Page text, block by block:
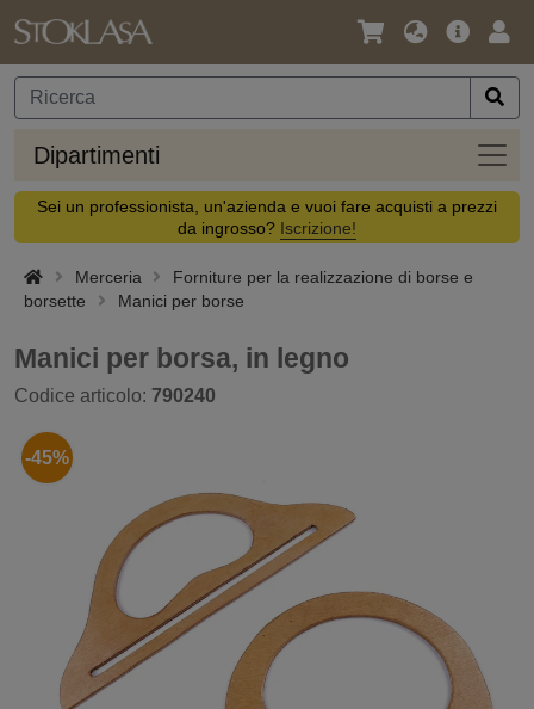
Lingua
Valuta
Offerta
Dipartimenti
Sei un professionista, un'azienda e vuoi fare acquisti a prezzi
da ingrosso? Iscrizione!
Merceria
Forniture per la realizzazione di borse e
borsette
Manici per borse
Manici per borsa, in legno
Codice articolo: 790240
-45%